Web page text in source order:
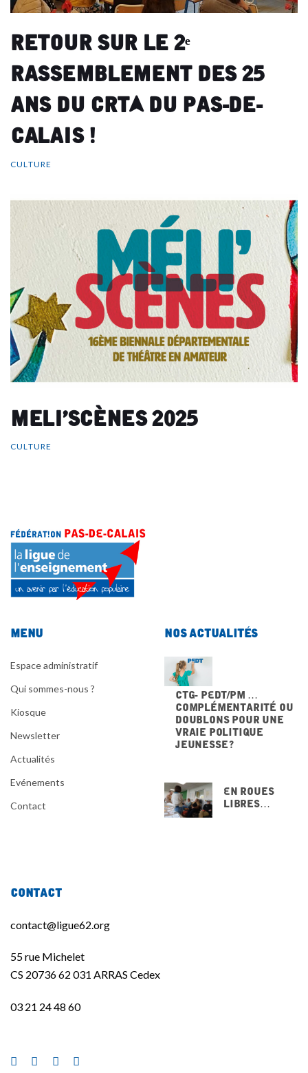
Retour sur le 2ᵉ
rassemblement des 25
ans du CRTA du Pas-de-
Calais !
CULTURE
Meli’scènes 2025
CULTURE
Menu
Espace administratif
Qui sommes-nous ?
Kiosque
Newsletter
Actualités
Evénements
Contact
Nos actualités
CTG- PEdT/PM …
Complémentarité ou
doublons pour une
vraie politique
jeunesse ?
En Roues
Libres…
Contact
contact@ligue62.org
55 rue Michelet
CS 20736 62 031 ARRAS Cedex
03 21 24 48 60